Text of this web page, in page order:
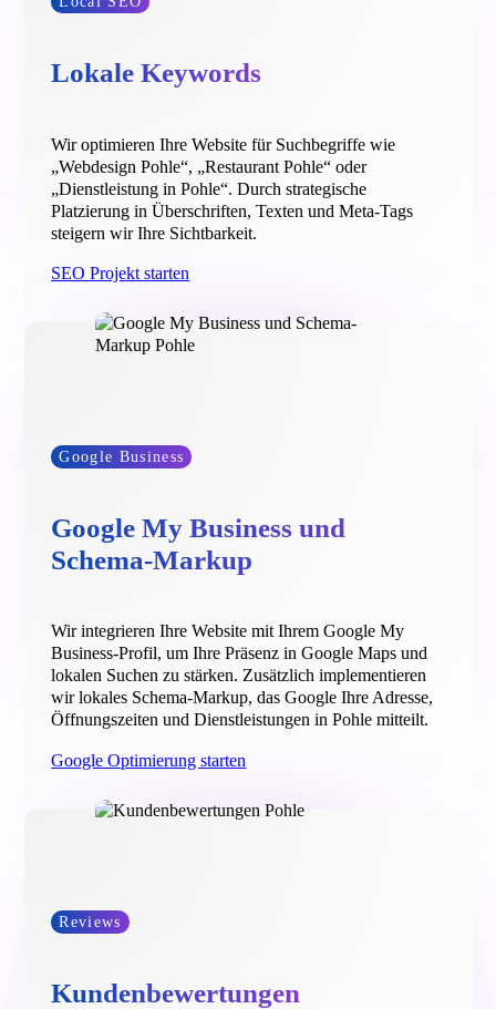
Lokale Keywords
Wir optimieren Ihre Website für Suchbegriffe wie
„Webdesign Pohle“, „Restaurant Pohle“ oder
„Dienstleistung in Pohle“. Durch strategische
Platzierung in Überschriften, Texten und Meta-Tags
steigern wir Ihre Sichtbarkeit.
SEO Projekt starten
Google My Business und
Schema-Markup
Google Business
Wir integrieren Ihre Website mit Ihrem Google My
Business-Profil, um Ihre Präsenz in Google Maps und
lokalen Suchen zu stärken. Zusätzlich implementieren
wir lokales Schema-Markup, das Google Ihre Adresse,
Öffnungszeiten und Dienstleistungen in Pohle mitteilt.
Google Optimierung starten
Kundenbewertungen
Reviews